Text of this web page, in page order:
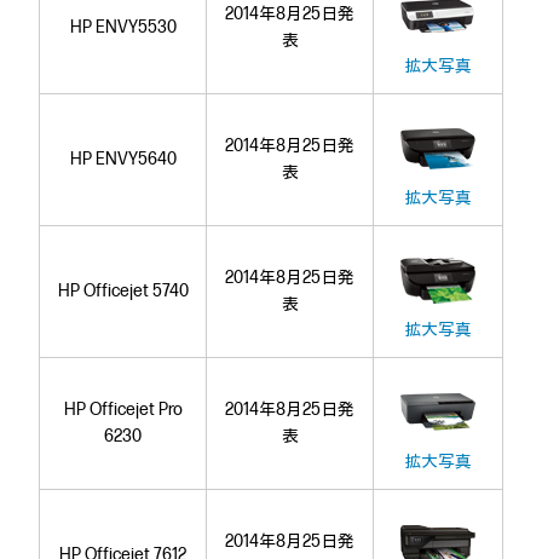
HP ENVY5530
2014年8月25日発
表
拡大写真
HP ENVY5640
2014年8月25日発
表
拡大写真
HP Officejet 5740
2014年8月25日発
表
拡大写真
HP Officejet Pro
6230
2014年8月25日発
表
拡大写真
HP Officejet 7612
2014年8月25日発